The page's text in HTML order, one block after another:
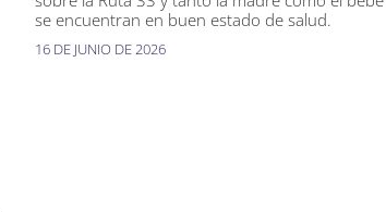
se encuentran en buen estado de salud.
16 DE JUNIO DE 2026